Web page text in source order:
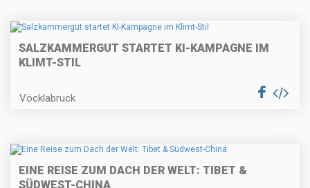
SALZKAMMERGUT STARTET KI-KAMPAGNE IM
KLIMT-STIL
Vöcklabruck
EINE REISE ZUM DACH DER WELT: TIBET &
SÜDWEST-CHINA